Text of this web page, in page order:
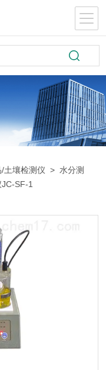
/土壤检测仪 > 水分测
SF-1